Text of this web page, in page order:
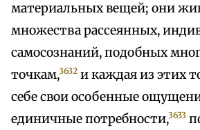
материальных вещей; они
множества рассеянных,
самосознаний, подобных
точкам,3632 и каждая из этих
себе свои особенные
единичные потребности,3633